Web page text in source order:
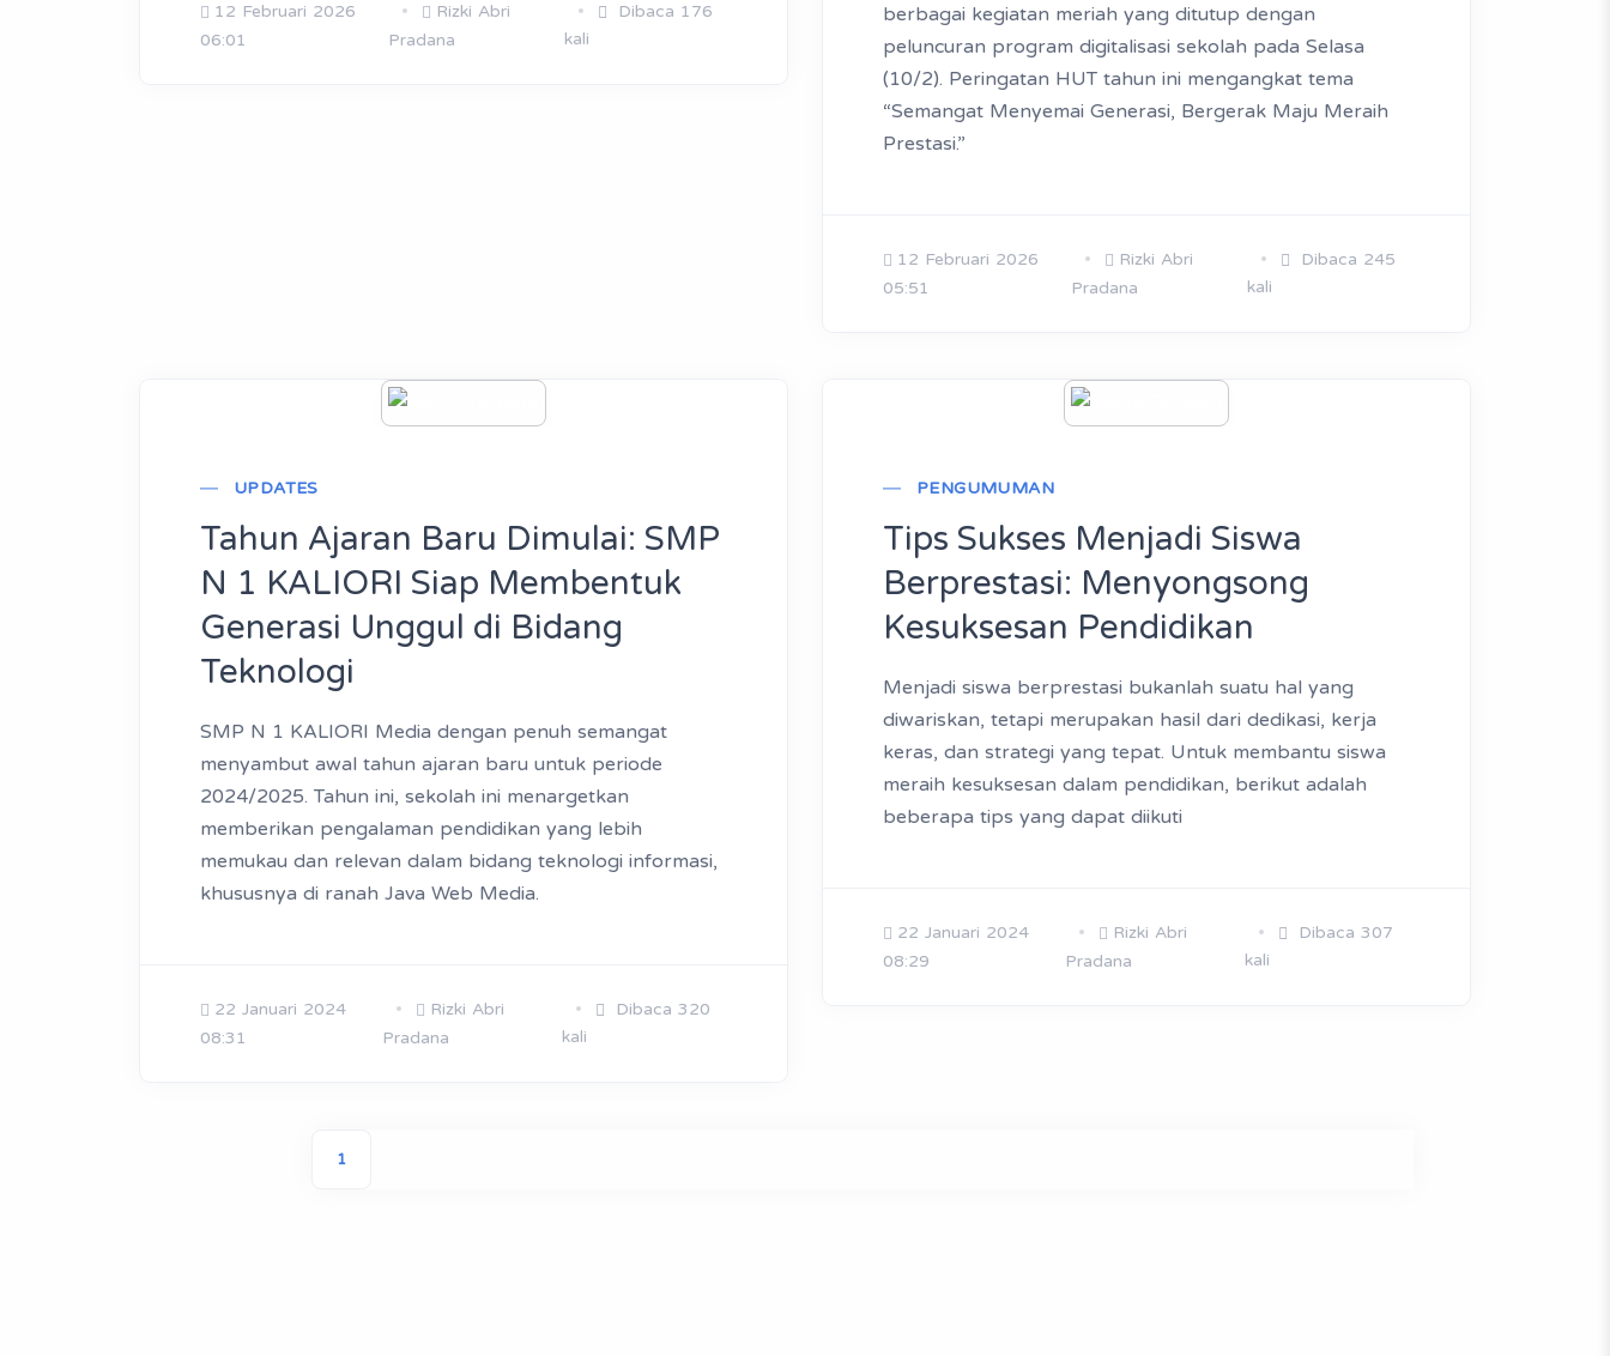
12 Februari 2026
06:01
Rizki Abri
Pradana
Dibaca 176
kali
berbagai kegiatan meriah yang ditutup dengan
peluncuran program digitalisasi sekolah pada Selasa
(10/2). Peringatan HUT tahun ini mengangkat tema
“Semangat Menyemai Generasi, Bergerak Maju Meraih
Prestasi.”
12 Februari 2026
05:51
Rizki Abri
Pradana
Dibaca 245
kali
UPDATES
Tahun Ajaran Baru Dimulai: SMP
N 1 KALIORI Siap Membentuk
Generasi Unggul di Bidang
Teknologi
SMP N 1 KALIORI Media dengan penuh semangat
menyambut awal tahun ajaran baru untuk periode
2024/2025. Tahun ini, sekolah ini menargetkan
memberikan pengalaman pendidikan yang lebih
memukau dan relevan dalam bidang teknologi informasi,
khususnya di ranah Java Web Media.
22 Januari 2024
08:31
Rizki Abri
Pradana
Dibaca 320
kali
PENGUMUMAN
Tips Sukses Menjadi Siswa
Berprestasi: Menyongsong
Kesuksesan Pendidikan
Menjadi siswa berprestasi bukanlah suatu hal yang
diwariskan, tetapi merupakan hasil dari dedikasi, kerja
keras, dan strategi yang tepat. Untuk membantu siswa
meraih kesuksesan dalam pendidikan, berikut adalah
beberapa tips yang dapat diikuti
22 Januari 2024
08:29
Rizki Abri
Pradana
Dibaca 307
kali
1